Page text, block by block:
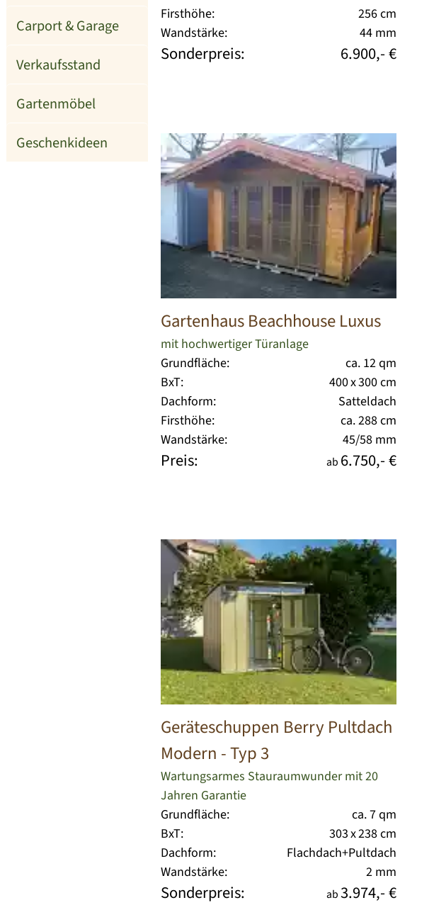
Carport & Garage
Verkaufsstand
Gartenmöbel
Geschenkideen
Firsthöhe:
256 cm
Wandstärke:
44 mm
Sonderpreis: 6.900,- €
Gartenhaus Beachhouse Luxus
mit hochwertiger Türanlage
Grundfläche:
ca. 12 qm
BxT:
400 x 300 cm
Dachform:
Satteldach
Firsthöhe:
ca. 288 cm
Wandstärke:
45/58 mm
Preis: ab 6.750,- €
Geräteschuppen Berry Pultdach
Modern - Typ 3
Wartungsarmes Stauraumwunder mit 20
Jahren Garantie
Grundfläche:
ca. 7 qm
BxT:
303 x 238 cm
Dachform:
Flachdach+Pultdach
Wandstärke:
2 mm
Sonderpreis: ab3.974,- €